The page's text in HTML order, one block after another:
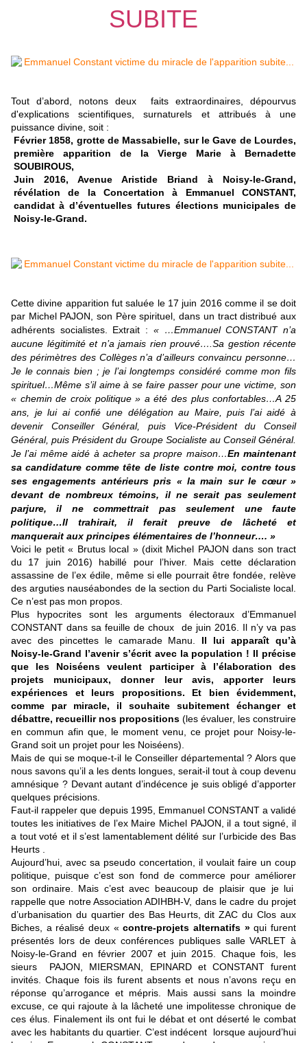
SUBITE
Tout d’abord, notons deux faits extraordinaires, dépourvus
d'explications scientifiques,surnaturels et attribués à une
puissance divine, soit :
Février 1858, grotte de Massabielle, sur le Gave de Lourdes,
première apparition de la Vierge Marie à Bernadette
SOUBIROUS,
Juin 2016, Avenue Aristide Briand à Noisy-le-Grand,
révélation de la Concertation à Emmanuel CONSTANT,
candidat à d’éventuelles futures élections municipales de
Noisy-le-Grand.
Cette divine apparition fut saluée le 17 juin 2016 comme il se doit
par Michel PAJON, son Père spirituel, dans un tract distribué aux
adhérents socialistes. Extrait : « …Emmanuel CONSTANT n’a
aucune légitimité et n’a jamais rien prouvé….Sa gestion récente
des périmètres des Collèges n’a d’ailleurs convaincu personne…
Je le connais bien ; je l’ai longtemps considéré comme mon fils
spirituel…Même s’il aime à se faire passer pour une victime, son
« chemin de croix politique » a été des plus confortables…A 25
ans, je lui ai confié une délégation au Maire, puis l’ai aidé à
devenir Conseiller Général, puis Vice-Président du Conseil
Général, puis Président du Groupe Socialiste au Conseil Général.
Je l’ai même aidé à acheter sa propre maison…En maintenant
sa candidature comme tête de liste contre moi, contre tous
ses engagements antérieurs pris « la main sur le cœur »
devant de nombreux témoins, il ne serait pas seulement
parjure, il ne commettrait pas seulement une faute
politique…Il trahirait, il ferait preuve de lâcheté et
manquerait aux principes élémentaires de l’honneur…. »
Voici le petit « Brutus local » (dixit Michel PAJON dans son tract
du 17 juin 2016) habillé pour l’hiver. Mais cette déclaration
assassine de l’ex édile, même si elle pourrait être fondée, relève
des arguties nauséabondes de la section du Parti Socialiste local.
Ce n’est pas mon propos.
Plus hypocrites sont les arguments électoraux d’Emmanuel
CONSTANT dans sa feuille de choux de juin 2016. Il n’y va pas
avec des pincettes le camarade Manu. Il lui apparaît qu’à
Noisy-le-Grand l’avenir s’écrit avec la population ! Il précise
que les Noiséens veulent participer à l’élaboration des
projets municipaux, donner leur avis, apporter leurs
expériences et leurs propositions. Et bien évidemment,
comme par miracle, il souhaite subitement échanger et
débattre, recueillir nos propositions (les évaluer, les construire
en commun afin que, le moment venu, ce projet pour Noisy-le-
Grand soit un projet pour les Noiséens).
Mais de qui se moque-t-il le Conseiller départemental ? Alors que
nous savons qu’il a les dents longues, serait-il tout à coup devenu
amnésique ? Devant autant d’indécence je suis obligé d’apporter
quelques précisions.
Faut-il rappeler que depuis 1995, Emmanuel CONSTANT a validé
toutes les initiatives de l’ex Maire Michel PAJON, il a tout signé, il
a tout voté et il s’est lamentablement délité sur l’urbicide des Bas
Heurts .
Aujourd’hui, avec sa pseudo concertation, il voulait faire un coup
politique, puisque c’est son fond de commerce pour améliorer
son ordinaire. Mais c’est avec beaucoup de plaisir que je lui
rappelle que notre Association ADIHBH-V, dans le cadre du projet
d’urbanisation du quartier des Bas Heurts, dit ZAC du Clos aux
Biches, a réalisé deux «contre-projets alternatifs »qui furent
présentés lors de deux conférences publiques salle VARLET à
Noisy-le-Grand en février 2007 et juin 2015. Chaque fois, les
sieurs PAJON, MIERSMAN, EPINARD et CONSTANT furent
invités. Chaque fois ils furent absents et nous n’avons reçu en
réponse qu’arrogance et mépris. Mais aussi sans la moindre
excuse, ce qui rajoute à la lâcheté une impolitesse chronique de
ces élus. Finalement ils ont fui le débat et ont déserté le combat
avec les habitants du quartier. C’est indécent lorsque aujourd’hui